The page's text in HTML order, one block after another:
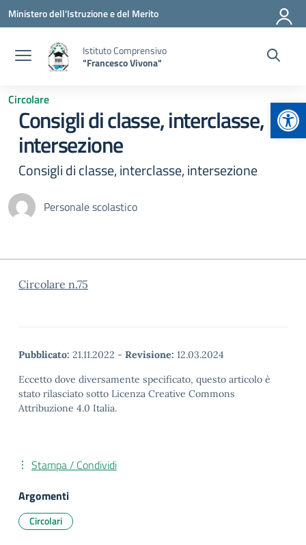
Vai ai contenuti
Vai al menu di navigazione
Vai al footer
Ministero dell'Istruzione e del Merito
Istituto Comprensivo
"Francesco Vivona"
Circolare
Consigli di classe, interclasse,
intersezione
Consigli di classe, interclasse, intersezione
Personale scolastico
Circolare n.75
Pubblicato: 21.11.2022 - Revisione: 12.03.2024
Eccetto dove diversamente specificato, questo articolo è
stato rilasciato sotto Licenza Creative Commons
Attribuzione 4.0 Italia.
Stampa / Condividi
Argomenti
Circolari